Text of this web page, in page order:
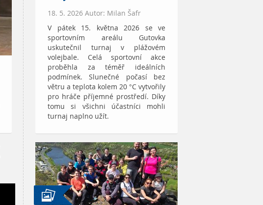
18. 5. 2026 Autor: Milan Šafr
V pátek 15. května 2026 se ve
sportovním areálu Gutovka
uskutečnil turnaj v plážovém
volejbale. Celá sportovní akce
proběhla za téměř ideálních
podmínek. Slunečné počasí bez
větru a teplota kolem 20 °C vytvořily
pro hráče příjemné prostředí. Díky
tomu si všichni účastníci mohli
turnaj naplno užít.